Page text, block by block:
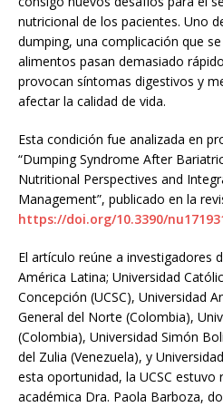
nutricional de los pacientes. Uno
dumping, una complicación que
alimentos pasan demasiado
provocan síntomas digestivos y
afectar la calidad de vida.
Esta condición fue analizada en
“Dumping Syndrome After
Nutritional Perspectives and
Management”, publicado en la
https://doi.org/10.3390/
El artículo reúne a investigadores
América Latina; Universidad
Concepción (UCSC), Universidad
General del Norte (Colombia),
(Colombia), Universidad Simón
del Zulia (Venezuela), y
esta oportunidad, la UCSC estuvo
académica Dra. Paola Barboza,